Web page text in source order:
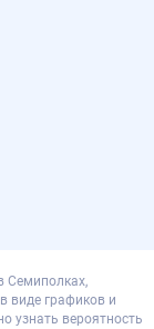
Семиполках,
виде графиков и
узнать вероятность